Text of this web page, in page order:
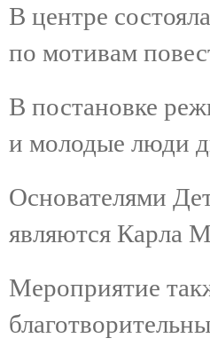
В центре
по мотивам
В постановке
и молодые люди
Основателями
являются Карла
Мероприятие